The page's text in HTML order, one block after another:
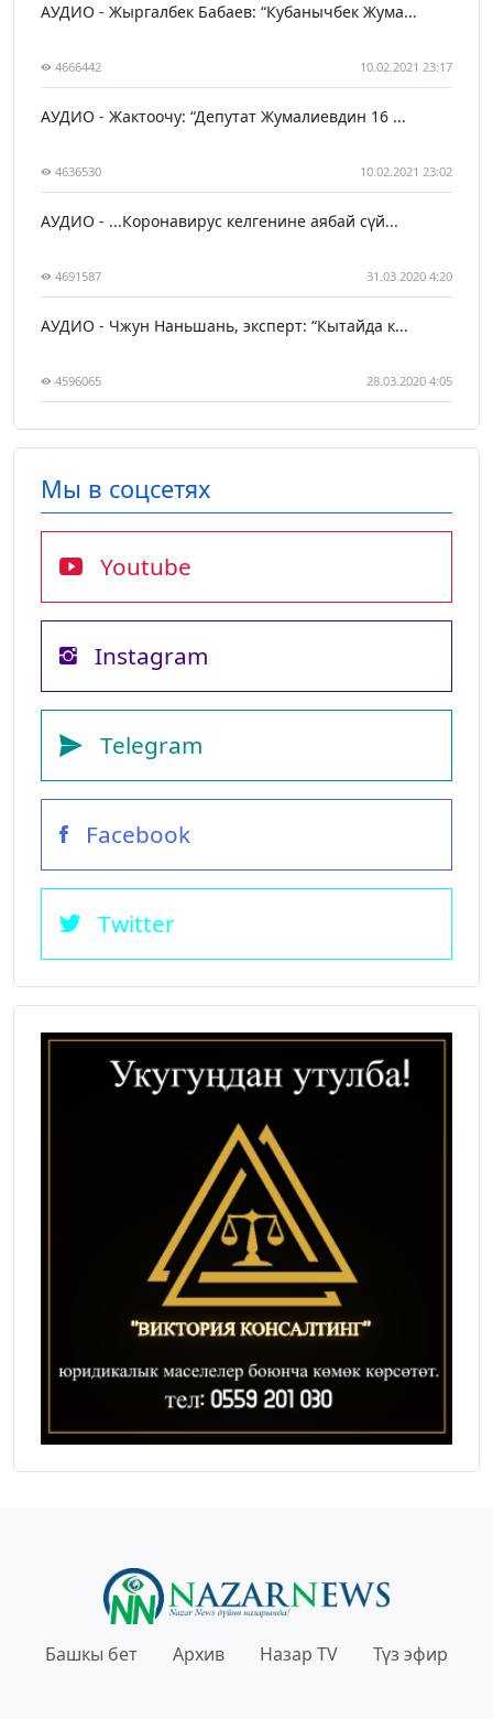
АУДИО - Жыргалбек Бабаев: “Кубанычбек Жума...
4666442 10.02.2021 23:17
АУДИО - Жактоочу: “Депутат Жумалиевдин 16 ...
4636530 10.02.2021 23:02
АУДИО - ...Коронавирус келгенине аябай сүй...
4691587 31.03.2020 4:20
АУДИО - Чжун Наньшань, эксперт: “Кытайда к...
4596065 28.03.2020 4:05
Мы в соцсетях
Youtube
Instagram
Telegram
Facebook
Twitter
Башкы бет Архив Назар TV Түз эфир